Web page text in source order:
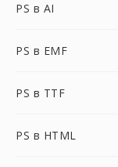
PS в AI
PS в EMF
PS в TTF
PS в HTML